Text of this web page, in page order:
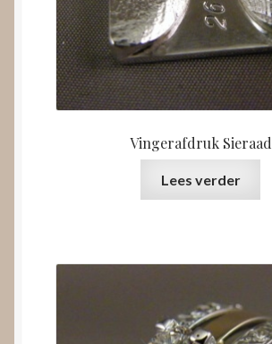
Vingerafdruk Sieraad
Lees verder